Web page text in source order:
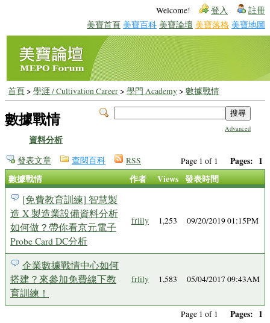
Welcome! 登入 註冊
美寶首頁 美寶百科 美寶論壇 美寶落格 美寶地圖
首頁> 學涯 / Cultivation Career> 學門 Academy> 數據戰情
Advanced
數據戰情
資料分析
Page 1 of 1 Pages: 1
發表文章 查閱百科 RSS
數據戰情 作者 Views 發表時間
[免費教育訓練] 智慧製
造 X 製造業設備資料分析
如何做？帶你看京元電子
Probe Card DC分析
frlily 1,253 09/20/2019 01:15PM
企業數據戰情中心如何
搭建？來參加免費線下教
育訓練！
frlily 1,583 05/04/2017 09:43AM
Page 1 of 1 Pages: 1